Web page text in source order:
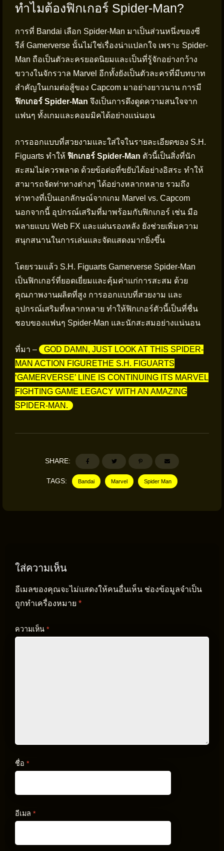
ทำไมต้องฟิกเกอร์ Spider-Man?
การที่ Bandai เลือก Spider-Man มาเป็นส่วนหนึ่งของซี
รีส์ Gamerverse นั้นไม่ใช่เรื่องน่าแปลกใจ เพราะ Spider-
Man ถือเป็นตัวละครยอดนิยมและเป็นที่รู้จักอย่างกว้าง
ขวางในจักรวาล Marvel อีกทั้งยังเป็นตัวละครที่มีบทบาท
สำคัญในเกมต่อสู้ของ Capcom มาอย่างยาวนาน การมี
ฟิกเกอร์ Spider-Man จึงเป็นการดึงดูดความสนใจจาก
แฟนๆ ทั้งเกมและคอมมิคได้อย่างแน่นอน
การออกแบบที่สวยงามและใส่ใจในรายละเอียดของ S.H.
Figuarts ทำให้ ฟิกเกอร์ Spider-Man ตัวนี้เป็นสิ่งที่นัก
สะสมไม่ควรพลาด ด้วยข้อต่อที่ขยับได้อย่างอิสระ ทำให้
สามารถจัดท่าทางต่างๆ ได้อย่างหลากหลาย รวมถึง
ท่าทางที่เป็นเอกลักษณ์จากเกม Marvel vs. Capcom
นอกจากนี้ อุปกรณ์เสริมที่มาพร้อมกับฟิกเกอร์ เช่น มือ
หลายแบบ Web FX และแผ่นรองหลัง ยังช่วยเพิ่มความ
สนุกสนานในการเล่นและจัดแสดงมากยิ่งขึ้น
โดยรวมแล้ว S.H. Figuarts Gamerverse Spider-Man
เป็นฟิกเกอร์ที่ยอดเยี่ยมและคุ้มค่าแก่การสะสม ด้วย
คุณภาพงานผลิตที่สูง การออกแบบที่สวยงาม และ
อุปกรณ์เสริมที่หลากหลาย ทำให้ฟิกเกอร์ตัวนี้เป็นที่ชื่น
ชอบของแฟนๆ Spider-Man และนักสะสมอย่างแน่นอน
ที่มา –
GOD DAMN, JUST LOOK AT THIS SPIDER-
MAN ACTION FIGURETHE S.H. FIGUARTS
‘GAMERVERSE’ LINE IS CONTINUING ITS MARVEL
FIGHTING GAME LEGACY WITH AN AMAZING
SPIDER-MAN.
SHARE:
TAGS: Bandai Marvel Spider Man
ใส่ความเห็น
อีเมลของคุณจะไม่แสดงให้คนอื่นเห็น ช่องข้อมูลจำเป็น
ถูกทำเครื่องหมาย *
ความเห็น *
ชื่อ *
อีเมล *